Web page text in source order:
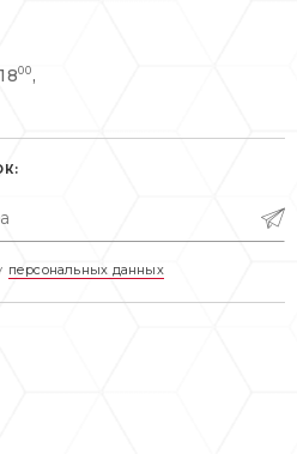
00 ,
персональных данных